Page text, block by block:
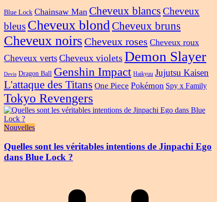
Blue Lock Chainsaw Man Cheveux blancs Cheveux
bleus Cheveux blond Cheveux bruns
Cheveux noirs Cheveux roses Cheveux roux
Cheveux vertsCheveux violets Demon Slayer
Devis Dragon Ball Genshin Impact Haikyuu Jujutsu Kaisen
L'attaque des Titans One Piece Pokémon Spy x Family
Tokyo Revengers
Nouvelles
Quelles sont les véritables intentions de Jinpachi Ego
dans Blue Lock ?